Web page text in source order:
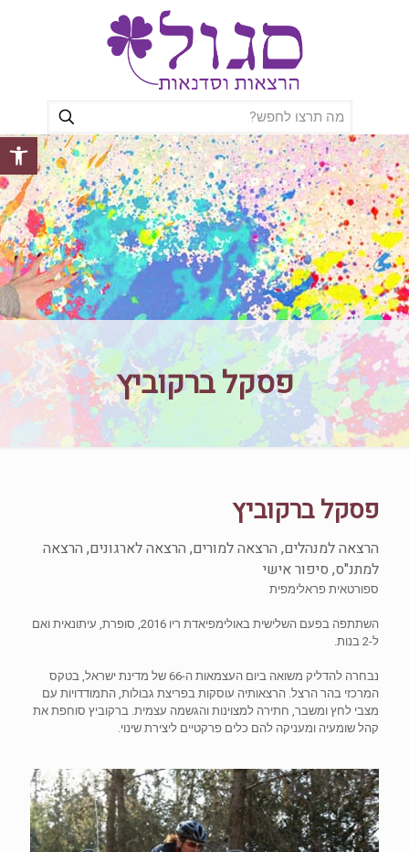
פתח
פסקל ברקוביץ
פסקל ברקוביץ
הרצאה למנהלים, הרצאה למורים, הרצאה לארגונים, הרצאה
למתנ"ס, סיפור אישי
ספורטאית פראלימפית
השתתפה בפעם השלישית באולימפיאדת ריו 2016, סופרת, עיתונאית ואם
ל-2 בנות.
נבחרה להדליק משואה ביום העצמאות ה-66 של מדינת ישראל, בטקס
המרכזי בהר הרצל. הרצאותיה עוסקות בפריצת גבולות, התמודדויות עם
מצבי לחץ ומשבר, חתירה למצוינות והגשמה עצמית. ברקוביץ סוחפת את
קהל שומעיה ומעניקה להם כלים פרקטיים ליצירת שינוי.​